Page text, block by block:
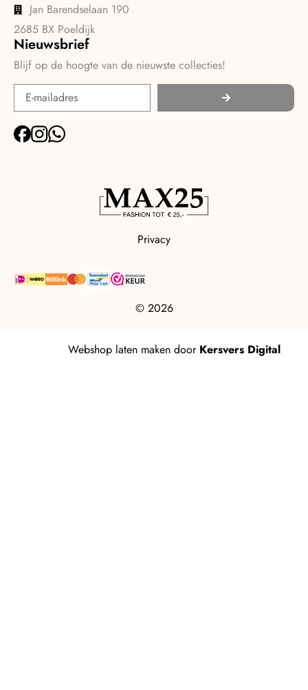
Jan Barendselaan 190
2685 BX Poeldijk
Nieuwsbrief
Blijf op de hoogte van de nieuwste collecties!
Privacy
© 2026
Webshop laten maken door Kersvers Digital